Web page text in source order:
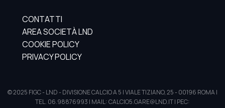
CONTATTI
AREA SOCIETÀ LND
COOKIE POLICY
PRIVACY POLICY
© 2025 FIGC - LND - DIVISIONE CALCIO A 5 | VIALE TIZIANO, 25 - 00196 ROMA |
TEL. 06.98876993 | MAIL: CALCIO5.GARE@LND.IT | PEC: